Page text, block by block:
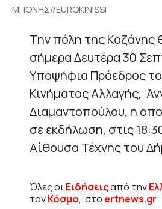
ΜΠΟΝΗΣ//EUROKINISSI
Την πόλη της Κοζάνης
σήμερα Δευτέρα 30
Υποψήφια Πρόεδρος
Κινήματος Αλλαγής,
Διαμαντοπούλου, η
σε εκδήλωση, στις
Αίθουσα Τέχνης του
Όλες οιΕιδήσειςαπό την
τονΚόσμο, στο ertnews.gr